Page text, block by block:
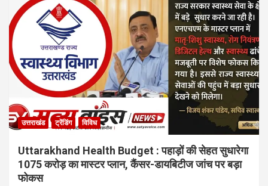
उत्तराखंड ट्रेंडिंग विविध
Uttarakhand Health Budget : पहाड़ों की सेहत सुधारेगा
1075 करोड़ का मास्टर प्लान, कैंसर-डायबिटीज जांच पर बड़ा
फोकस